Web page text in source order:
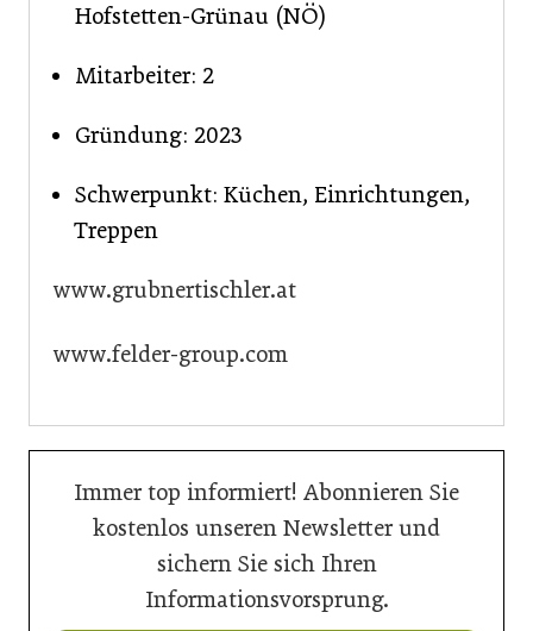
Hofstetten-Grünau (NÖ)
Mitarbeiter: 2
Gründung: 2023
Schwerpunkt: Küchen, Einrichtungen,
Treppen
www.grubnertischler.at
www.felder-group.com
Immer top informiert! Abonnieren Sie
kostenlos unseren Newsletter und
sichern Sie sich Ihren
Informationsvorsprung.